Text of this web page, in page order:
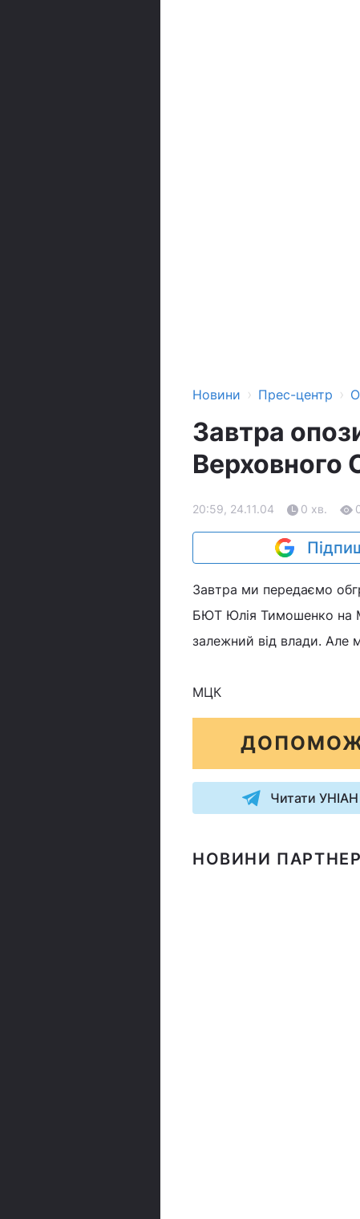
Новини › Прес-центр ›
Завтра
Верховного
20:59, 24.11.04 0 хв.
Завтра ми передаємо
БЮТ Юлія Тимошенко на
залежний від влади. Але
МЦК
Читати
НОВИНИ